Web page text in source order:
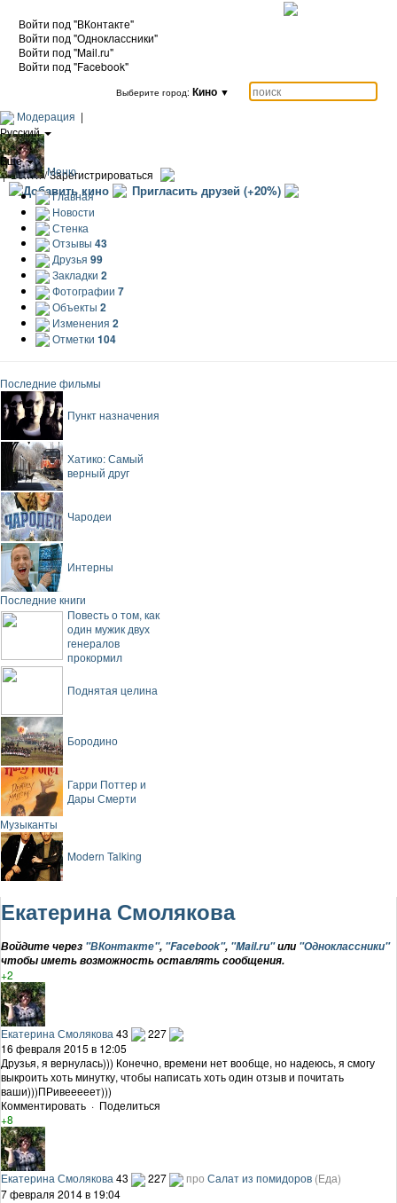
Войти под "ВКонтакте"
Войти под "Одноклассники"
Войти под "Mail.ru"
Войти под "Facebook"
Выберите город: Кино ▼
Модерация |
Русский
|
Еще
|Войти / Зарегистрироваться
Добавить кино Пригласить друзей (+20%)
Меню
Главная
Новости
Стенка
Отзывы 43
Друзья 99
Закладки 2
Фотографии 7
Объекты 2
Изменения 2
Отметки 104
Последние фильмы
Пункт назначения
Хатико: Самый
верный друг
Чародеи
Интерны
Последние книги
Повесть о том, как
один мужик двух
генералов
прокормил
Поднятая целина
Бородино
Гарри Поттер и
Дары Смерти
Музыканты
Modern Talking
Екатерина Смолякова
Войдите через "ВКонтакте", "Facebook", "Mail.ru"или "Одноклассники"
чтобы иметь возможность оставлять сообщения.
+2
Екатерина Смолякова 43
227
16 февраля 2015 в 12:05
Друзья, я вернулась))) Конечно, времени нет вообще, но надеюсь, я смогу
выкроить хоть минутку, чтобы написать хоть один отзыв и почитать
ваши)))ПРивееееет)))
Комментировать · Поделиться
+8
Екатерина Смолякова43 227 про Салат из помидоров (Еда)
7 февраля 2014 в 19:04